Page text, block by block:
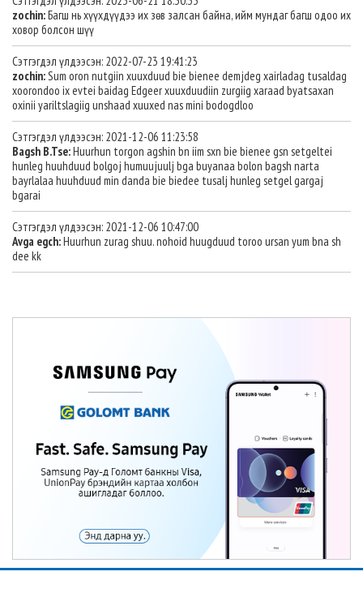
zochin:Багш нь хүүхдүүдээ их зөв залсан байна, ийм мундаг багш одоо их
ховор болсон шүү
Сэтгэгдэл үлдээсэн: 2022-07-23 19:41:23
zochin:Sum oron nutgiin xuuxduud bie bienee demjdeg xairladag tusaldag
xoorondoo ix evtei baidag Edgeer xuuxduudiin zurgiig xaraad byatsaxan
oxinii yariltslagiig unshaad xuuxed nas mini bodogdloo
Сэтгэгдэл үлдээсэн: 2021-12-06 11:23:58
Bagsh B.Tse:Huurhun torgon agshin bn iim sxn bie bienee gsn setgeltei
hunleg huuhduud bolgoj humuujuulj bga buyanaa bolon bagsh narta
bayrlalaa huuhduud min danda bie biedee tusalj hunleg setgel gargaj
bgarai
Сэтгэгдэл үлдээсэн: 2021-12-06 10:47:00
Avga egch:Huurhun zurag shuu. nohoid huugduud toroo ursan yum bna sh
dee kk